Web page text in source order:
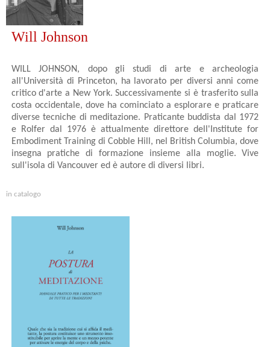
Will Johnson
WILL JOHNSON, dopo gli studi di arte e archeologia
all'Università di Princeton, ha lavorato per diversi anni come
critico d'arte a New York. Successivamente si è trasferito sulla
costa occidentale, dove ha cominciato a esplorare e praticare
diverse tecniche di meditazione. Praticante buddista dal 1972
e Rolfer dal 1976 è attualmente direttore dell'Institute for
Embodiment Training di Cobble Hill, nel British Columbia, dove
insegna pratiche di formazione insieme alla moglie. Vive
sull'isola di Vancouver ed è autore di diversi libri.
in catalogo